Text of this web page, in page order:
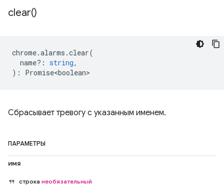
clear()
chrome.alarms .clear(
name? : string,
) : Promise<boolean>
Сбрасывает тревогу с указанным именем.
ПАРАМЕТРЫ
имя
строка необязательный